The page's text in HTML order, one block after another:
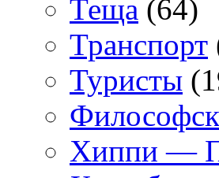
Теща (64)
Транспорт
Туристы
Хиппи —